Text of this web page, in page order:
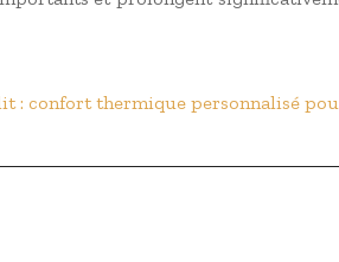
: confort thermique personnalisé